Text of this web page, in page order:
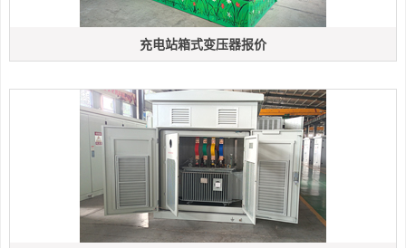
充电站箱式变压器报价